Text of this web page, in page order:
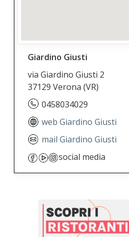
Giardino Giusti
via Giardino Giusti 2
37129 Verona(VR)
0458034029
web Giardino Giusti
mail Giardino Giusti
social media